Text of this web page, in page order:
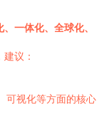
、一体化、全球化、
议：
可视化等方面的核心